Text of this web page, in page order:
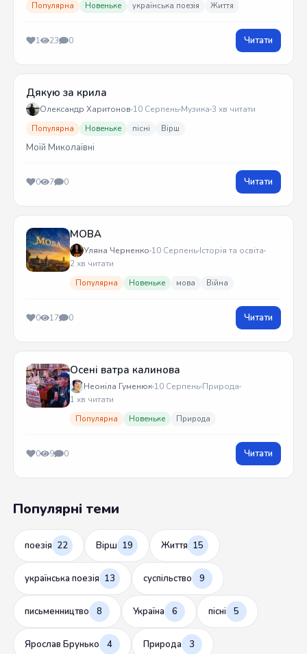
Популярна Новеньке українська поезія Життя
1 23 0 Читати
Дякую за крила
Олександр Харитонов 10 Серпень Музика 3 хв читати
Популярна Новеньке пісні Вірш
Моїй Миколаївні
0 7 0 Читати
МОВА
Уляна Черненко 10 Серпень Історія та освіта
2 хв читати
Популярна Новеньке мова Війна
0 17 0 Читати
Осені ватра калинова
Неоніла Гуменюк 10 Серпень Природа
1 хв читати
Популярна Новеньке Природа
0 9 0 Читати
Популярні теми
поезія 22 Вірш 19 Життя 15
українська поезія 13 суспільство 9
письменництво 8 Україна 6 пісні 5
Ярослав Брунько 4 Природа 3